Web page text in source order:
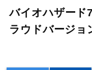
バイオハザード
ラウドバージョ